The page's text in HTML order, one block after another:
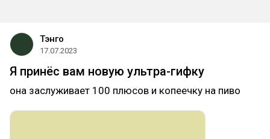
Тэнго
17.07.2023
Я принёс вам новую ультра-гифку
она заслуживает 100 плюсов и копеечку на пиво